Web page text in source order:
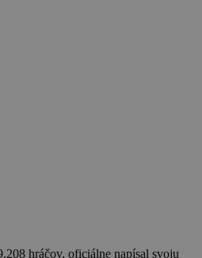
hráčov, oficiálne napísal svoju